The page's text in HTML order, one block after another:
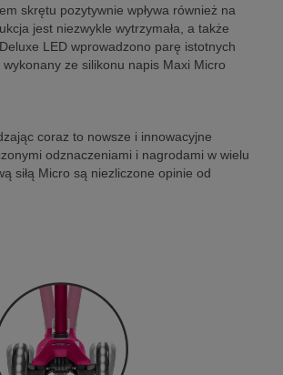
skrętu pozytywnie wpływa również na
jest niezwykle wytrzymała, a także
LED wprowadzono parę istotnych
ze silikonu napis Maxi Micro
coraz to nowsze i innowacyjne
odznaczeniami i nagrodami w wielu
siłą Micro są niezliczone opinie od